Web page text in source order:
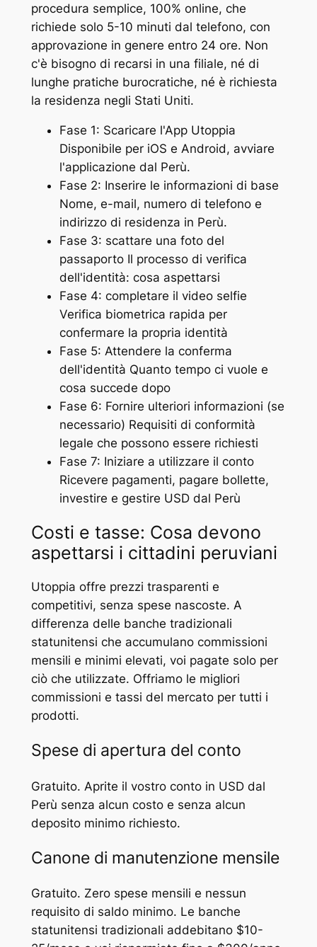
procedura semplice, 100% online, che
richiede solo 5-10 minuti dal telefono, con
approvazione in genere entro 24 ore. Non
c'è bisogno di recarsi in una filiale, né di
lunghe pratiche burocratiche, né è richiesta
la residenza negli Stati Uniti.
Fase 1: Scaricare l'App Utoppia
Disponibile per iOS e Android, avviare
l'applicazione dal Perù.
Fase 2: Inserire le informazioni di base
Nome, e-mail, numero di telefono e
indirizzo di residenza in Perù.
Fase 3: scattare una foto del
passaporto Il processo di verifica
dell'identità: cosa aspettarsi
Fase 4: completare il video selfie
Verifica biometrica rapida per
confermare la propria identità
Fase 5: Attendere la conferma
dell'identità Quanto tempo ci vuole e
cosa succede dopo
Fase 6: Fornire ulteriori informazioni (se
necessario) Requisiti di conformità
legale che possono essere richiesti
Fase 7: Iniziare a utilizzare il conto
Ricevere pagamenti, pagare bollette,
investire e gestire USD dal Perù
Costi e tasse: Cosa devono
aspettarsi i cittadini peruviani
Utoppia offre prezzi trasparenti e
competitivi, senza spese nascoste. A
differenza delle banche tradizionali
statunitensi che accumulano commissioni
mensili e minimi elevati, voi pagate solo per
ciò che utilizzate. Offriamo le migliori
commissioni e tassi del mercato per tutti i
prodotti.
Spese di apertura del conto
Gratuito. Aprite il vostro conto in USD dal
Perù senza alcun costo e senza alcun
deposito minimo richiesto.
Canone di manutenzione mensile
Gratuito. Zero spese mensili e nessun
requisito di saldo minimo. Le banche
statunitensi tradizionali addebitano $10-